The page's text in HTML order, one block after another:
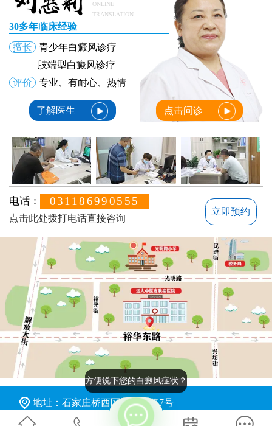
ONLINE
TRANSLATION
30多年临床经验
擅长
青少年白癜风诊疗
肢端型白癜风诊疗
评价
专业、有耐心、热情
了解医生 点击问诊
电话： 031186990555
点击此处拨打电话直接咨询
立即预约
地址：石家庄桥西区裕华东路7号
版权所有：石家庄远大中医皮肤病医院
方便说下您的白癜风症状？